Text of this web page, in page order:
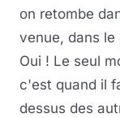
on retombe
venue, dans
Oui ! Le seul
c'est quand il
dessus des